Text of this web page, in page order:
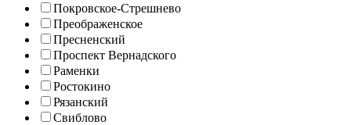
Покровское-Стрешнево
Преображенское
Пресненский
Проспект Вернадского
Раменки
Ростокино
Рязанский
Свиблово